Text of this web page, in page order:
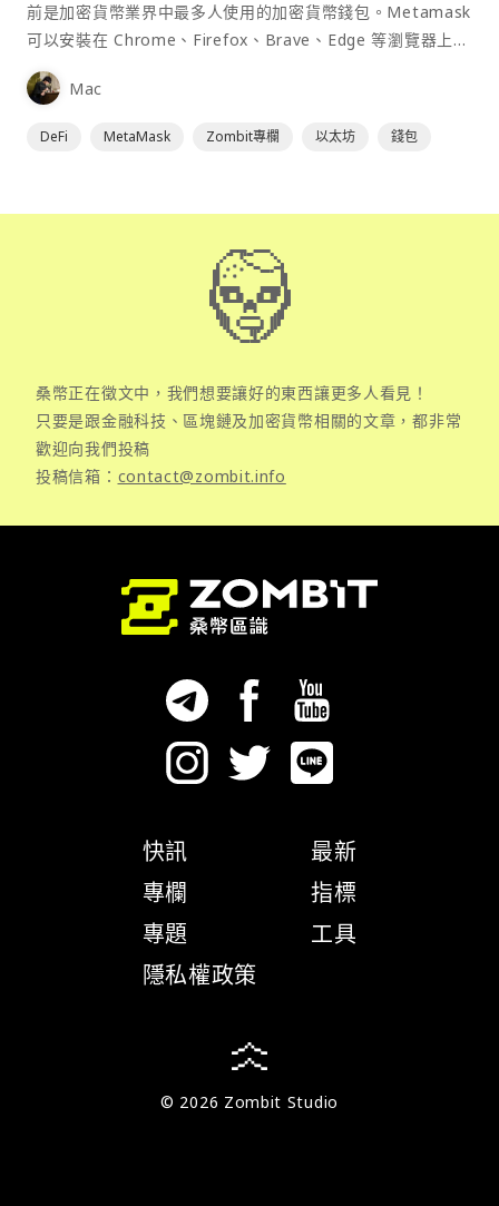
前是加密貨幣業界中最多人使用的加密貨幣錢包。Metamask
可以安裝在 Chrome、Firefox、Brave、Edge 等瀏覽器上作
為插件使用，具備許多功能且使用上非常方便。
Mac
DeFi MetaMask Zombit專欄 以太坊 錢包
桑幣正在徵文中，我們想要讓好的東西讓更多人看見！
只要是跟金融科技、區塊鏈及加密貨幣相關的文章，都非常
歡迎向我們投稿
投稿信箱： contact@zombit.info
快訊
專欄
專題
隱私權政策
最新
指標
工具
© 2026 Zombit Studio